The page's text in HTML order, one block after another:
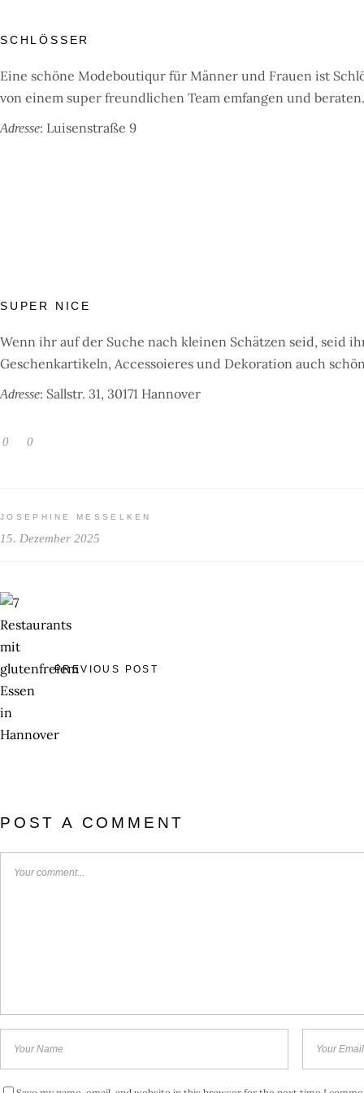
SCHLÖSSER
Eine schöne Modeboutiqur für Männer und Frauen ist
von einem super freundlichen Team emfangen und
Adresse: Luisenstraße 9
SUPER NICE
Wenn ihr auf der Suche nach kleinen Schätzen seid, seid
Geschenkartikeln, Accessoieres und Dekoration auch
Adresse: Sallstr. 31, 30171 Hannover
0 0
JOSEPHINE MESSELKEN
15. Dezember 2025
PREVIOUS POST
POST A COMMENT